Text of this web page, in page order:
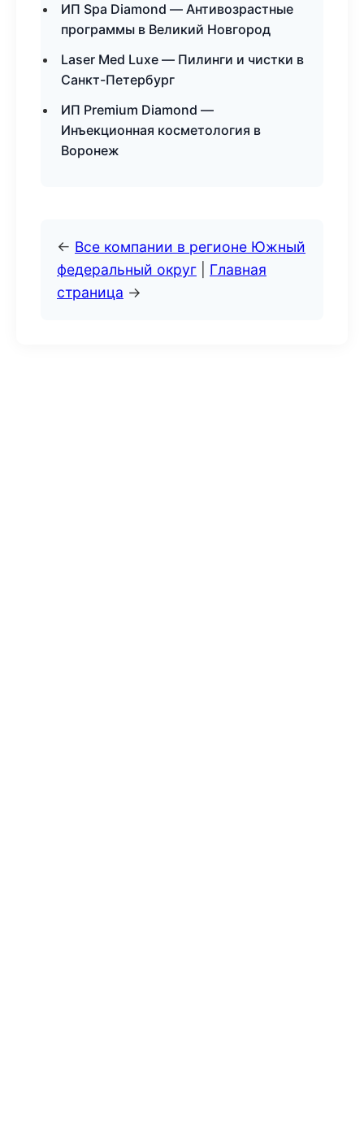
ИП Spa Diamond — Антивозрастные
программы в Великий Новгород
Laser Med Luxe — Пилинги и чистки в
Санкт-Петербург
ИП Premium Diamond —
Инъекционная косметология в
Воронеж
← Все компании в регионе Южный
федеральный округ
Главная
страница →